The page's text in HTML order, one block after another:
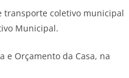
transporte coletivo municipal
Municipal.
e Orçamento da Casa, na